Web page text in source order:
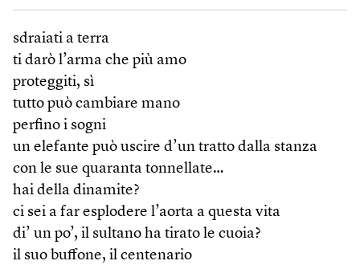
sdraiati a terra
ti darò l’arma che più amo
proteggiti, sì
tutto può cambiare mano
perfino i sogni
un elefante può uscire d’un tratto dalla stanza
con le sue quaranta tonnellate…
hai della dinamite?
ci sei a far esplodere l’aorta a questa vita
di’ un po’, il sultano ha tirato le cuoia?
il suo buffone, il centenario